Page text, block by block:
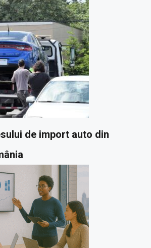
de import auto din